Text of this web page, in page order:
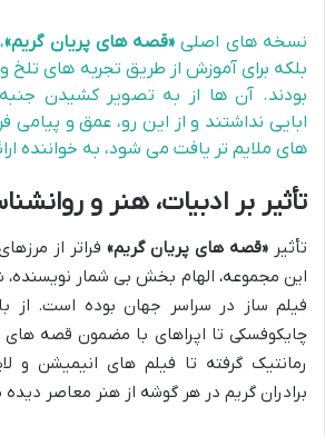
نسخه های اصلی «قصه های پریان گریم»
بلکه برای آموزش از طریق تجربه های
بودند. آن ها از به تصویر کشیدن
ابایی نداشتند و از این رو، عمق و پیامی
های ملایم تر یافت می شود، به خواننده
تأثیر بر ادبیات، هنر و
تأثیر «قصه های پریان گریم» فراتر از
این مجموعه، الهام بخش بی شمار نویسنده،
فیلم ساز در سراسر جهان بوده است. از
چایکوفسکی تا اپراهای با مضمون قصه های
رمانتیک گرفته تا فیلم های انیمیشن و
برادران گریم در هر گوشه از هنر معاصر